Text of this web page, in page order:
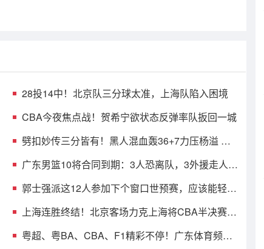
28投14中！北京队三分球太准，上海队陷入困境
CBA今夜焦点战！贺希宁欲状态反弹率队扳回一城
劈扣妙传三分皆有！黑人混血轰36+7力压杨溢 男
广东男篮10将合同到期：3人恐离队，3外援走人，
郭士强派这12人参加下个窗口世预赛，应该能轻松
上海连胜终结！北京客场力克上海将CBA半决赛大
粤超、粤BA、CBA、F1精彩不停！广东体育频道